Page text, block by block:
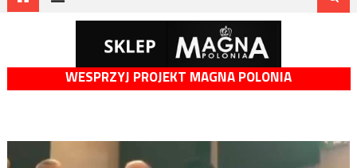
WESPRZYJ PROJEKT MAGNA POLONIA